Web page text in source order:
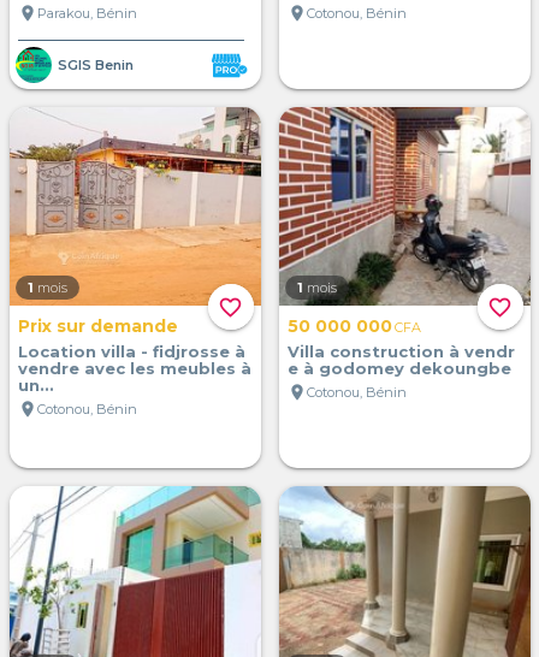
location_on Parakou, Bénin
SGIS Benin
location_on Cotonou, Bénin
favorite_border
1 mois
Prix sur demande
Location villa - fidjrosse à
vendre avec les meubles à
un...
location_on Cotonou, Bénin
favorite_border
1 mois
50 000 000CFA
Villa construction à vendr
e à godomey dekoungbe
location_on Cotonou, Bénin